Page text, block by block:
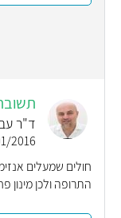
ד"ר
| 14:16
חולים שמעלים
התרופה ולכן